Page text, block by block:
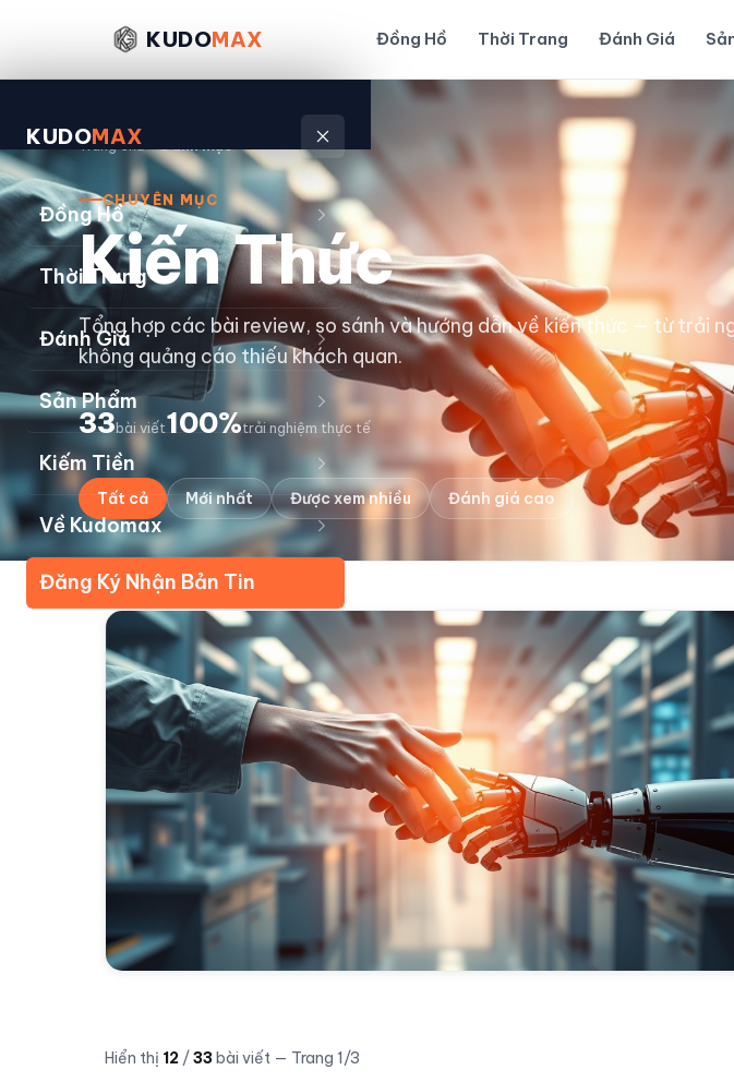
KUDOMAX Đồng Hồ Thời Trang Đánh Giá
KUDOMAX
Đồng Hồ
Thời Trang
Đánh Giá
Sản Phẩm
Kiếm Tiền
Về Kudomax
Đăng Ký Nhận Bản Tin
Trang chủ
CHUYÊN MỤC
Kiến Thức
Tổng hợp các bài review, so sánh và hướng dẫn vềkiến thức — từ trải
không quảng cáo thiếu khách quan.
33bài viết100%trải nghiệm thực tế
Tất cả Mới nhất Được xem nhiều Đánh giá cao
Hiển thị 12 /33bài viết — Trang 1/3